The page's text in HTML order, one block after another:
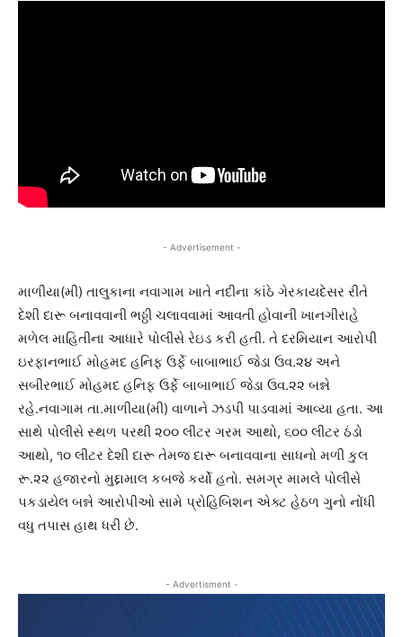
- Advertisement -
માળીયા(મી) તાલુકાના નવાગામ ખાતે નદીના કાંઠે ગેરકાયદેસર રીતે
દેશી દારૂ બનાવવાની ભઠ્ઠી ચલાવવામાં આવતી હોવાની ખાનગીરાહે
મળેલ માહિતીના આધારે પોલીસે રેઇડ કરી હતી. તે દરમિયાન આરોપી
ઇરફાનભાઈ મોહમદ હનિફ ઉર્ફે બાબાભાઈ જેડા ઉવ.૨૪ અને
સબીરભાઈ મોહમદ હનિફ ઉર્ફે બાબાભાઈ જેડા ઉવ.૨૨ બન્ને
રહે.નવાગામ તા.માળીયા(મી) વાળાને ઝડપી પાડવામાં આવ્યા હતા. આ
સાથે પોલીસે સ્થળ પરથી ૨૦૦ લીટર ગરમ આથો, ૬૦૦ લીટર ઠંડો
આથો, ૧૦ લીટર દેશી દારૂ તેમજ દારૂ બનાવવાના સાધનો મળી કુલ
રૂ.૨૨ હજારનો મુદ્દામાલ કબજે કર્યો હતો. સમગ્ર મામલે પોલીસે
પકડાયેલ બન્ને આરોપીઓ સામે પ્રોહિબિશન એક્ટ હેઠળ ગુનો નોંધી
વધુ તપાસ હાથ ધરી છે.
- Advertisment -